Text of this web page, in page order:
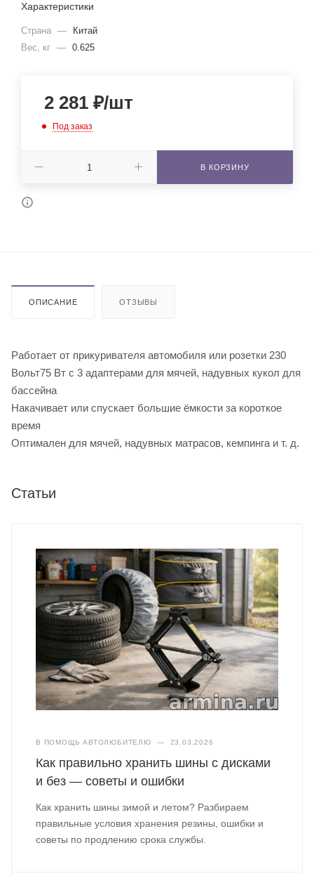
Характеристики
Страна —
Китай
Вес, кг — 0.625
2 281 ₽/шт
Под заказ
В КОРЗИНУ
ОПИСАНИЕ ОТЗЫВЫ
Работает от прикуривателя автомобиля или розетки 230
Вольт75 Вт c 3 адаптерaми для мячей, надувных кукол для
бассейна
Накачивает или спускает большие ёмкости за короткое
время
Оптимален для мячей, надувных матрасов, кемпинга и т. д.
Статьи
В ПОМОЩЬ АВТОЛЮБИТЕЛЮ — 23.03.2026
Как правильно хранить шины с дисками
и без — советы и ошибки
Как хранить шины зимой и летом? Разбираем
правильные условия хранения резины, ошибки и
советы по продлению срока службы.